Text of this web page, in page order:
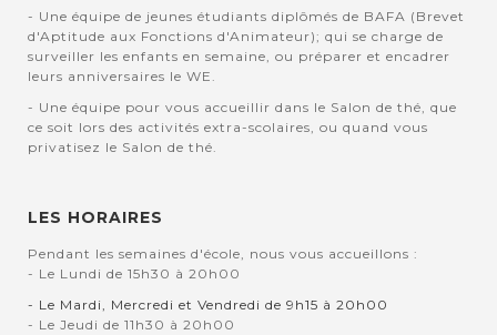
- Une équipe de jeunes étudiants diplômés de BAFA (Brevet
d'Aptitude aux Fonctions d'Animateur); qui se charge de
surveiller les enfants en semaine, ou préparer et encadrer
leurs anniversaires le WE.
- Une équipe pour vous accueillir dans le Salon de thé, que
ce soit lors des activités extra-scolaires, ou quand vous
privatisez le Salon de thé.
LES HORAIRES
Pendant les semaines d'école, nous vous accueillons :
- Le Lundi de 15h30 à 20h00
- Le Mardi, Mercredi et Vendredi de 9h15 à 20h00
- Le Jeudi de 11h30 à 20h00